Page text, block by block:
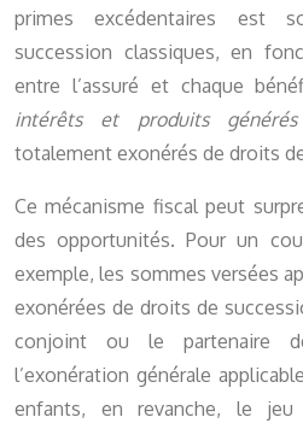
primes excédentaires est
succession classiques, en
entre l’assuré et chaque
intérêts et produits générés
totalement exonérés de droits
Ce mécanisme fiscal peut
des opportunités. Pour un
exemple, les sommes versées
exonérées de droits de
conjoint ou le partenaire
l’exonération générale
enfants, en revanche, le